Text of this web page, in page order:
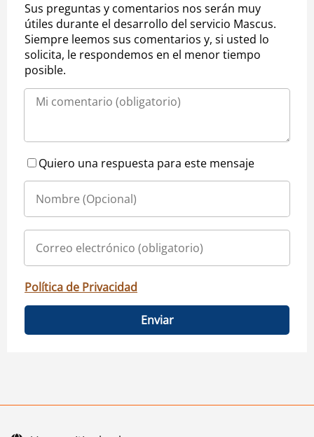
Sus preguntas y comentarios nos serán muy
útiles durante el desarrollo del servicio Mascus.
Siempre leemos sus comentarios y, si usted lo
solicita, le respondemos en el menor tiempo
posible.
Quiero una respuesta para este mensaje
Política de Privacidad
Enviar